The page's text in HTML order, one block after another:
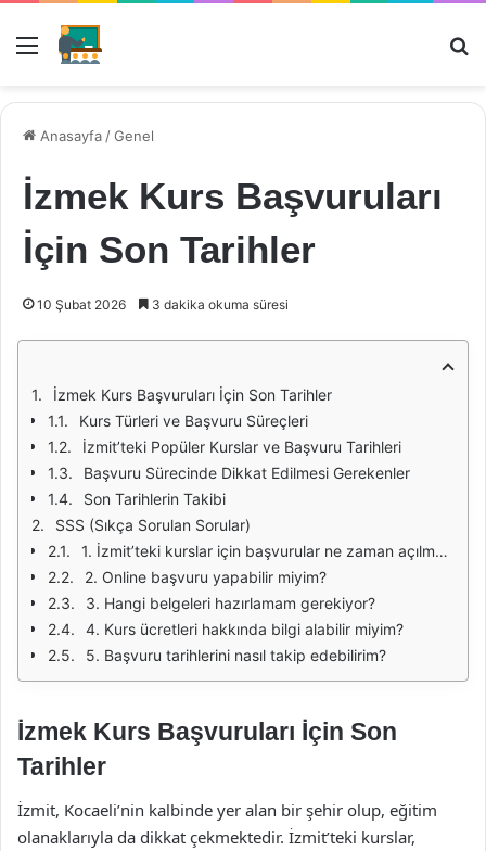
Menü
Anasayfa /Genel
İzmek Kurs Başvuruları
İçin Son Tarihler
10 Şubat 2026 3 dakika okuma süresi
İzmek Kurs Başvuruları İçin Son Tarihler
Kurs Türleri ve Başvuru Süreçleri
İzmit’teki Popüler Kurslar ve Başvuru Tarihleri
Başvuru Sürecinde Dikkat Edilmesi Gerekenler
Son Tarihlerin Takibi
SSS (Sıkça Sorulan Sorular)
1. İzmit’teki kurslar için başvurular ne zaman açılmaktadır?
2. Online başvuru yapabilir miyim?
3. Hangi belgeleri hazırlamam gerekiyor?
4. Kurs ücretleri hakkında bilgi alabilir miyim?
5. Başvuru tarihlerini nasıl takip edebilirim?
İzmek Kurs Başvuruları İçin Son
Tarihler
İzmit, Kocaeli’nin kalbinde yer alan bir şehir olup, eğitim
olanaklarıyla da dikkat çekmektedir. İzmit’teki kurslar,